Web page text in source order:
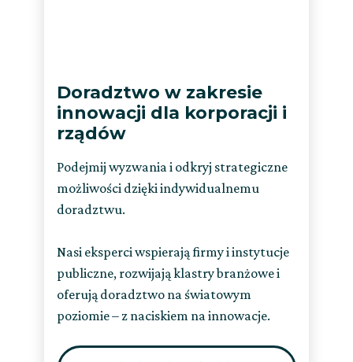
Doradztwo w zakresie
innowacji dla korporacji i
rządów
Podejmij wyzwania i odkryj strategiczne
możliwości dzięki indywidualnemu
doradztwu.
Nasi eksperci wspierają firmy i instytucje
publiczne, rozwijają klastry branżowe i
oferują doradztwo na światowym
poziomie – z naciskiem na innowacje.